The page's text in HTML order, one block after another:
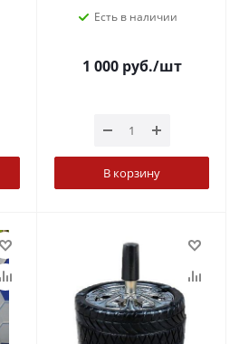
Есть в наличии
1 000руб./шт
В корзину